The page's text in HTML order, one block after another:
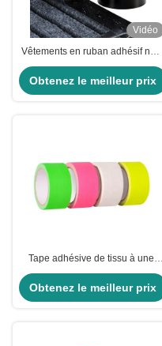
Vidéo
Vêtements en ruban adhésif noir
à haute viscosité pour
applications intérieures et
extérieures
Obtenez le meilleur prix
Tape adhésive de tissu à une
face, néon, noir, réfléchissant,
fluorescent
Obtenez le meilleur prix